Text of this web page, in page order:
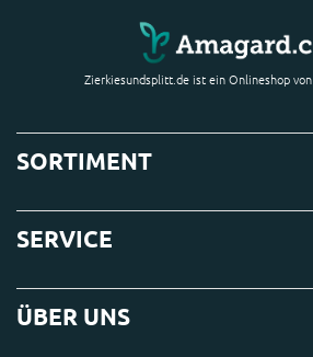
Zierkiesundsplitt.de ist ein Onlineshop von
SORTIMENT
SERVICE
ÜBER UNS